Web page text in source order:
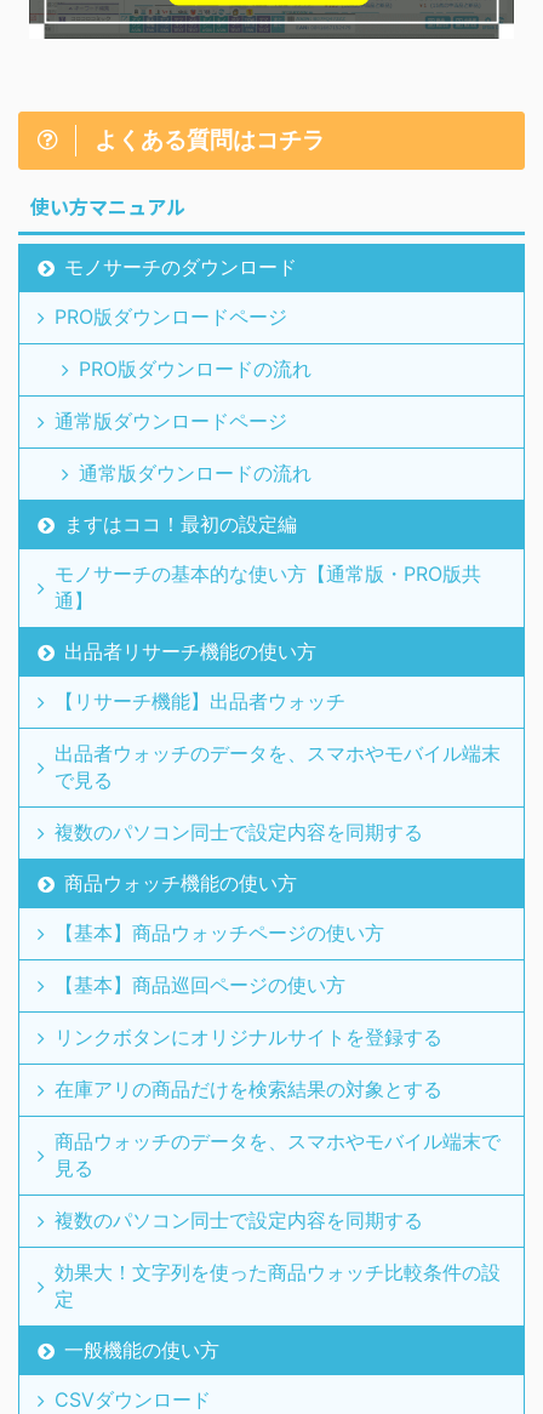
よくある質問はコチラ
使い方マニュアル
モノサーチのダウンロード
PRO版ダウンロードページ
PRO版ダウンロードの流れ
通常版ダウンロードページ
通常版ダウンロードの流れ
ますはココ！最初の設定編
モノサーチの基本的な使い方【通常版・PRO版共
通】
出品者リサーチ機能の使い方
【リサーチ機能】出品者ウォッチ
出品者ウォッチのデータを、スマホやモバイル端末
で見る
複数のパソコン同士で設定内容を同期する
商品ウォッチ機能の使い方
【基本】商品ウォッチページの使い方
【基本】商品巡回ページの使い方
リンクボタンにオリジナルサイトを登録する
在庫アリの商品だけを検索結果の対象とする
商品ウォッチのデータを、スマホやモバイル端末で
見る
複数のパソコン同士で設定内容を同期する
効果大！文字列を使った商品ウォッチ比較条件の設
定
一般機能の使い方
CSVダウンロード